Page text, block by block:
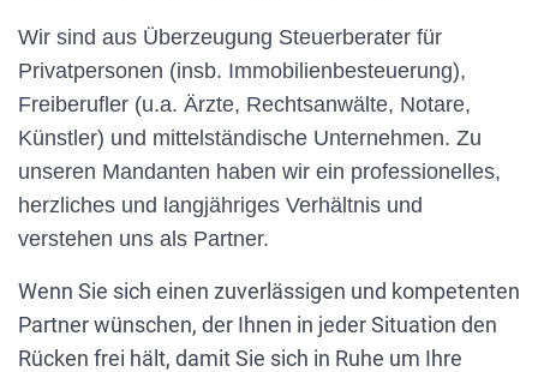
Wir sind aus Überzeugung Steuerberater für
Privatpersonen (insb. Immobilienbesteuerung),
Freiberufler (u.a. Ärzte, Rechtsanwälte, Notare,
Künstler) und mittelständische Unternehmen. Zu
unseren Mandanten haben wir ein professionelles,
herzliches und langjähriges Verhältnis und
verstehen uns als Partner.
Wenn Sie sich einen zuverlässigen und kompetenten
Partner wünschen, der Ihnen in jeder Situation den
Rücken frei hält, damit Sie sich in Ruhe um Ihre